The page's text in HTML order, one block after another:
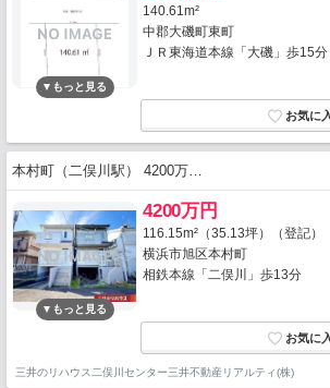
140.61m²
中郡大磯町東町
ＪＲ東海道本線「大磯」歩15分
本村町（二俣川駅） 4200万…
4200万円
116.15m²（35.13坪）（登記）
横浜市旭区本村町
相鉄本線「二俣川」歩13分
三井のリハウス二俣川センター三井不動産リアルティ(株)